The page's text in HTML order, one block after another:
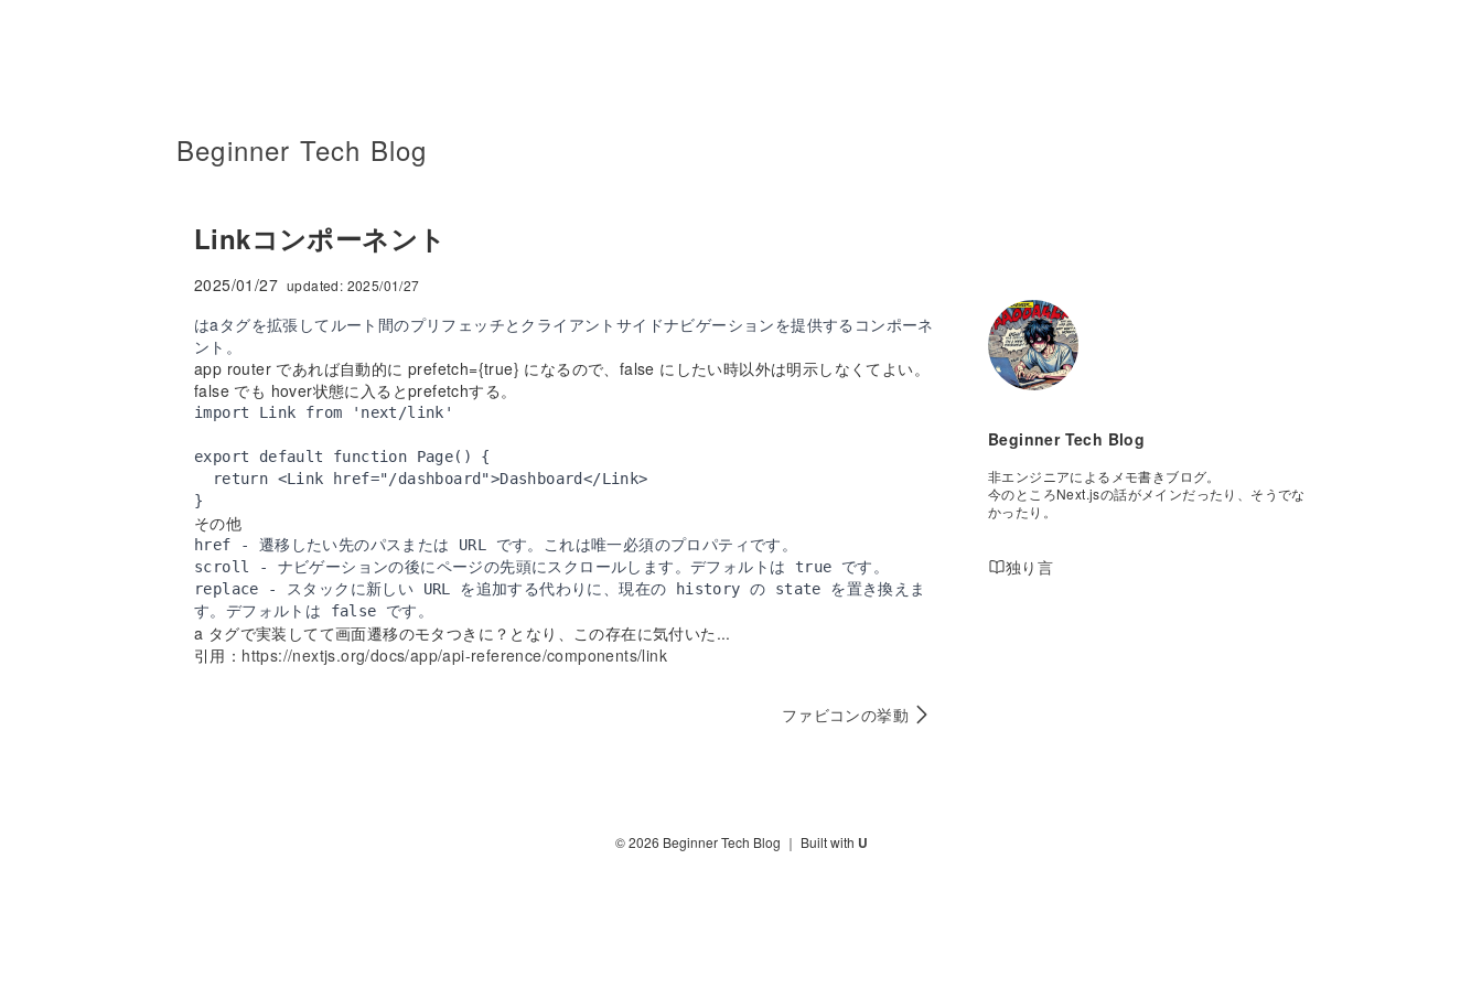
Beginner Tech Blog
Linkコンポーネント
2025/01/27 updated: 2025/01/27
はaタグを拡張してルート間のプリフェッチとクライアントサイドナビゲーションを提供するコンポーネ
ント。
app router であれば自動的に prefetch={true} になるので、false にしたい時以外は明示しなくてよい。
false でも hover状態に入るとprefetchする。
import Link from 'next/link'
export default function Page() {
その他
href - 遷移したい先のパスまたは URL です。これは唯一必須のプロパティです。
scroll - ナビゲーションの後にページの先頭にスクロールします。デフォルトは true です。
replace - スタックに新しい URL を追加する代わりに、現在の history の state を置き換えま
a タグで実装してて画面遷移のモタつきに？となり、この存在に気付いた...
引用： https://nextjs.org/docs/app/api-reference/components/link
ファビコンの挙動
Beginner Tech Blog
非エンジニアによるメモ書きブログ。
今のところNext.jsの話がメインだったり、そうでな
かったり。
独り言
©2026 Beginner Tech Blog ｜ Built with U